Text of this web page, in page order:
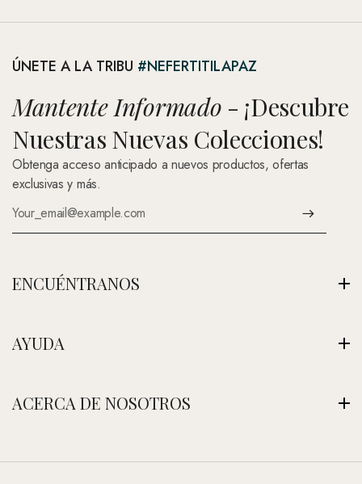
ÚNETE A LA TRIBU #NEFERTITILAPAZ
Mantente Informado - ¡Descubre
Nuestras Nuevas Colecciones!
Obtenga acceso anticipado a nuevos productos, ofertas
exclusivas y más.
ENCUÉNTRANOS
Ver Nuestra Tienda
contacto@nefertitijoyas.com
AYUDA
Política de Privacidad
Preguntas Frecuentes
ACERCA DE NOSOTROS
Visitar Nuestra Tienda